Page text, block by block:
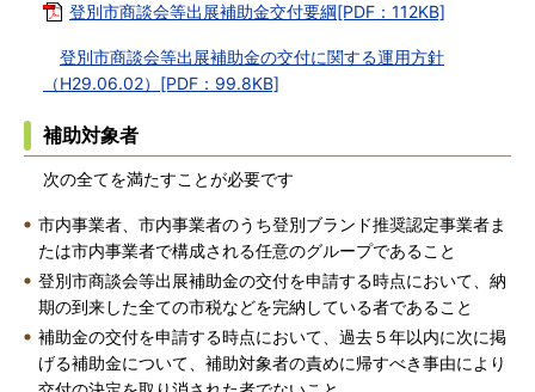
登別市商談会等出展補助金交付要綱[PDF：112KB]
登別市商談会等出展補助金の交付に関する運用方針
（H29.06.02）[PDF：99.8KB]
補助対象者
次の全てを満たすことが必要です
市内事業者、市内事業者のうち登別ブランド推奨認定事業者ま
たは市内事業者で構成される任意のグループであること
登別市商談会等出展補助金の交付を申請する時点において、納
期の到来した全ての市税などを完納している者であること
補助金の交付を申請する時点において、過去５年以内に次に掲
げる補助金について、補助対象者の責めに帰すべき事由により